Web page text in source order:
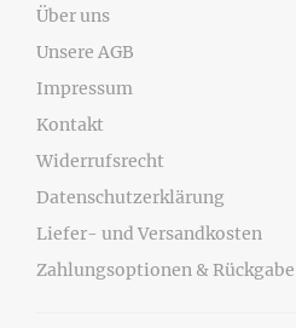
Über uns
Unsere AGB
Impressum
Kontakt
Widerrufsrecht
Datenschutzerklärung
Liefer- und Versandkosten
Zahlungsoptionen & Rückgabe